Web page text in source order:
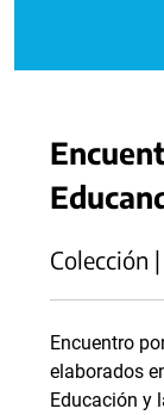
Colección
Encuentro
elaborados
Educación y